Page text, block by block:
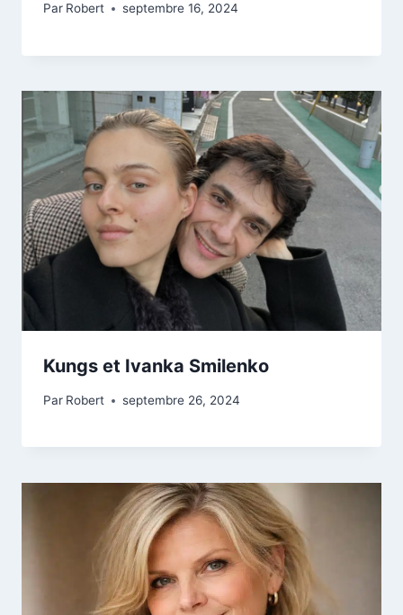
Par Robert septembre 16, 2024
Kungs et Ivanka Smilenko
Par Robert septembre 26, 2024